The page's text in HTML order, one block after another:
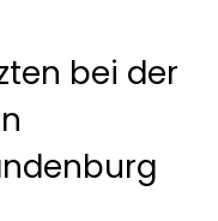
bei der